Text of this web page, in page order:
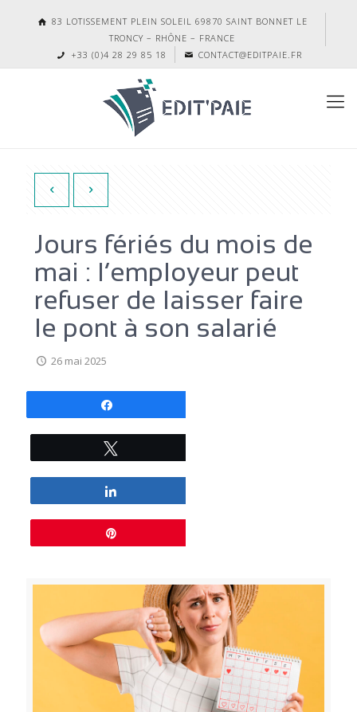
83 LOTISSEMENT PLEIN SOLEIL 69870 SAINT BONNET LE
TRONCY – RHÔNE – FRANCE
+33 (0)4 28 29 85 18
CONTACT@EDITPAIE.FR
Jours fériés du mois de
mai : l’employeur peut
refuser de laisser faire
le pont à son salarié
26 mai 2025